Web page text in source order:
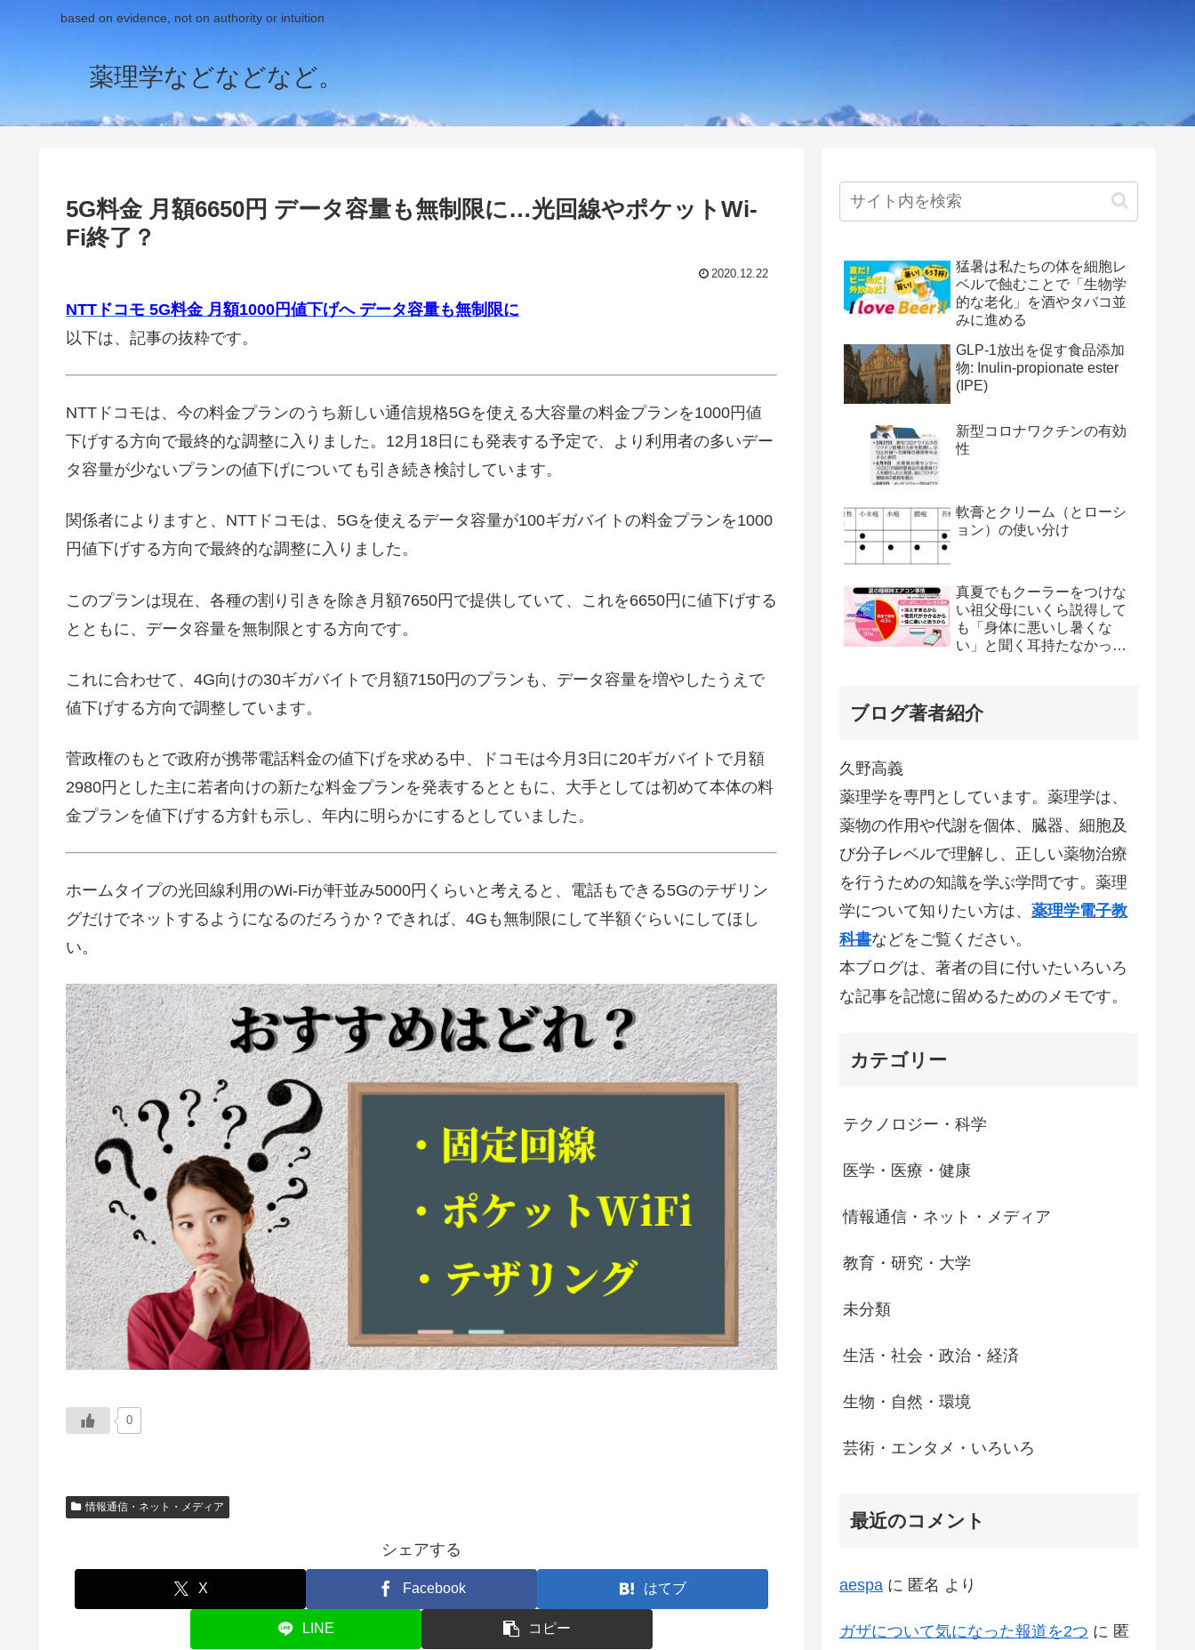
based on evidence, not on authority or intuition
薬理学などなどなど。
5G料金 月額6650円 データ容量も無制限に…光回線やポケットWi-
Fi終了？
2020.12.22
NTTドコモ 5G料金 月額1000円値下げへ データ容量も無制限に
以下は、記事の抜粋です。
NTTドコモは、今の料金プランのうち新しい通信規格5Gを使える大容量の料金プランを1000円値
下げする方向で最終的な調整に入りました。12月18日にも発表する予定で、より利用者の多いデー
タ容量が少ないプランの値下げについても引き続き検討しています。
関係者によりますと、NTTドコモは、5Gを使えるデータ容量が100ギガバイトの料金プランを1000
円値下げする方向で最終的な調整に入りました。
このプランは現在、各種の割り引きを除き月額7650円で提供していて、これを6650円に値下げする
とともに、データ容量を無制限とする方向です。
これに合わせて、4G向けの30ギガバイトで月額7150円のプランも、データ容量を増やしたうえで
値下げする方向で調整しています。
菅政権のもとで政府が携帯電話料金の値下げを求める中、ドコモは今月3日に20ギガバイトで月額
2980円とした主に若者向けの新たな料金プランを発表するとともに、大手としては初めて本体の料
金プランを値下げする方針も示し、年内に明らかにするとしていました。
ホームタイプの光回線利用のWi-Fiが軒並み5000円くらいと考えると、電話もできる5Gのテザリン
グだけでネットするようになるのだろうか？できれば、4Gも無制限にして半額ぐらいにしてほし
い。
0
情報通信・ネット・メディア
シェアする
X Facebook はてブ
LINE コピー
猛暑は私たちの体を細胞レ
ベルで蝕むことで「生物学
的な老化」を酒やタバコ並
みに進める
GLP-1放出を促す食品添加
物: Inulin-propionate ester
(IPE)
新型コロナワクチンの有効
性
軟膏とクリーム（とローシ
ョン）の使い分け
真夏でもクーラーをつけな
い祖父母にいくら説得して
も「身体に悪いし暑くな
い」と聞く耳持たなかった
ブログ著者紹介
久野高義
薬理学を専門としています。薬理学は、
薬物の作用や代謝を個体、臓器、細胞及
び分子レベルで理解し、正しい薬物治療
を行うための知識を学ぶ学問です。薬理
学について知りたい方は、 薬理学電子教
科書などをご覧ください。
本ブログは、著者の目に付いたいろいろ
な記事を記憶に留めるためのメモです。
カテゴリー
テクノロジー・科学
医学・医療・健康
情報通信・ネット・メディア
教育・研究・大学
未分類
生活・社会・政治・経済
生物・自然・環境
芸術・エンタメ・いろいろ
最近のコメント
aespa に 匿名 より
ガザについて気になった報道を2つ に 匿